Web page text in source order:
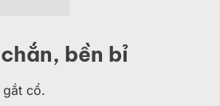
bền bỉ
cổ.